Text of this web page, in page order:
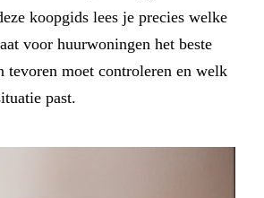
koopgids lees je precies welke
voor huurwoningen het beste
tevoren moet controleren en welk
past.